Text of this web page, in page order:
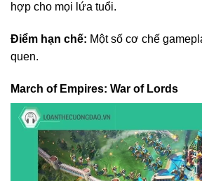
hợp cho mọi lứa tuổi.
Điểm hạn chế: Một số cơ chế
quen.
March of Empires: War of Lords